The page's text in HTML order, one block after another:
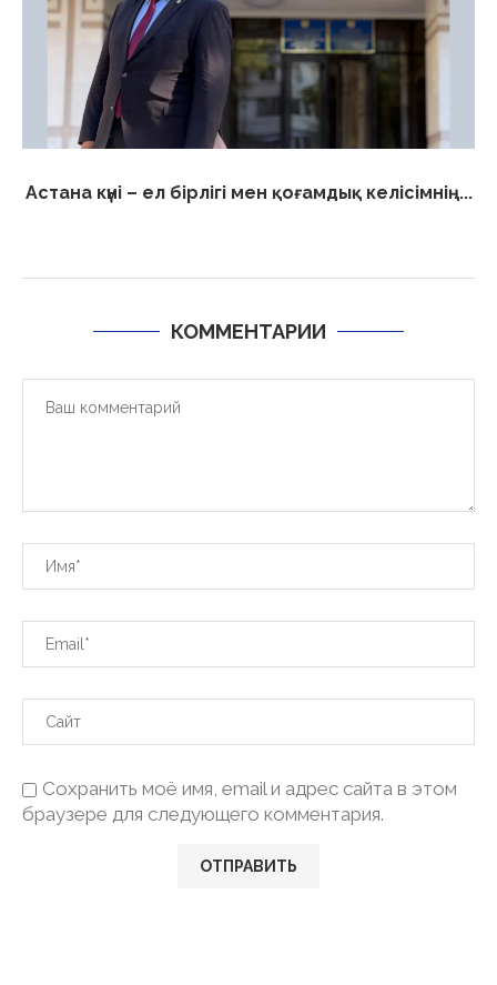
Астана күні – ел бірлігі мен қоғамдық келісімнің...
КОММЕНТАРИИ
Сохранить моё имя, email и адрес сайта в этом
браузере для следующего комментария.